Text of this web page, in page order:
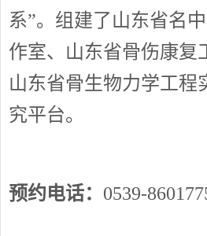
系”。组建了山东省名
作室、山东省骨伤康复
山东省骨生物力学工程
究平台。
预约电话： 0539-